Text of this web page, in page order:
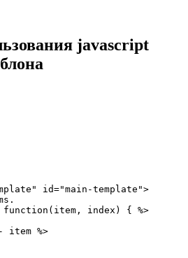
javascript
" id="main-template ">
index) { %>
item %>